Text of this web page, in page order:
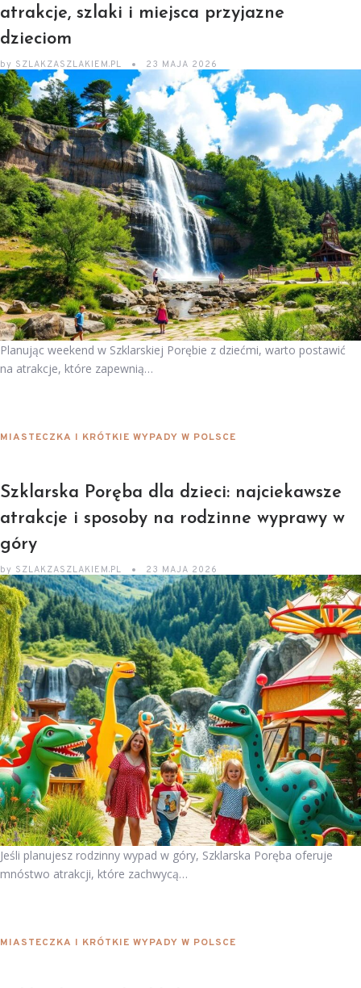
atrakcje, szlaki i miejsca przyjazne
dzieciom
by SZLAKZASZLAKIEM.PL 23 MAJA 2026
Planując weekend w Szklarskiej Porębie z dziećmi, warto postawić
na atrakcje, które zapewnią…
MIASTECZKA I KRÓTKIE WYPADY W POLSCE
Szklarska Poręba dla dzieci: najciekawsze
atrakcje i sposoby na rodzinne wyprawy w
góry
by SZLAKZASZLAKIEM.PL 23 MAJA 2026
Jeśli planujesz rodzinny wypad w góry, Szklarska Poręba oferuje
mnóstwo atrakcji, które zachwycą…
MIASTECZKA I KRÓTKIE WYPADY W POLSCE